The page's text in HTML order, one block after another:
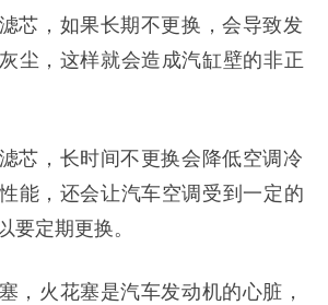
芯，如果长期不更换，会导致发
尘，这样就会造成汽缸壁的非正
芯，长时间不更换会降低空调冷
能，还会让汽车空调受到一定的
要定期更换。
，火花塞是汽车发动机的心脏，